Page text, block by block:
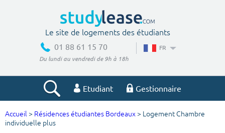
Le site de logements des étudiants
01 88 61 15 70
Du lundi au vendredi de 9h à 18h
FR
Etudiant Gestionnaire
Votre recherche
Accueil > Résidences étudiantes Bordeaux > Logement Chambre
individuelle plus